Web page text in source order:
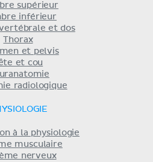
supérieur
inférieur
et dos
Thorax
et pelvis
et cou
radiologique
à la physiologie
musculaire
nerveux